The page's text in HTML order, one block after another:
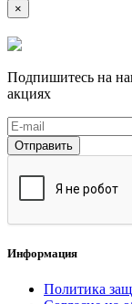
×
Подпишитесь на
акциях
Отправить
Информация
Политика